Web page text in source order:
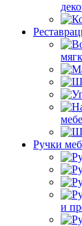
Ручки
и